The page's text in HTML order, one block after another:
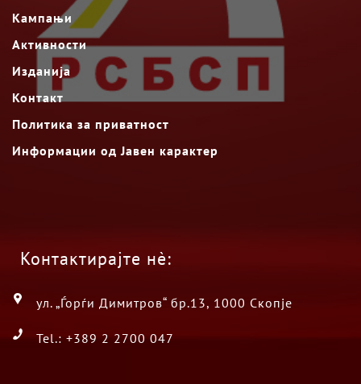
Кампањи
Активности
Изданија
Контакт
Политика за приватност
Информации од Јавен карактер
Контактирајте нè:
ул. „Ѓорѓи Димитров“ бр.13, 1000 Скопје
Tel.: +389 2 2700 047